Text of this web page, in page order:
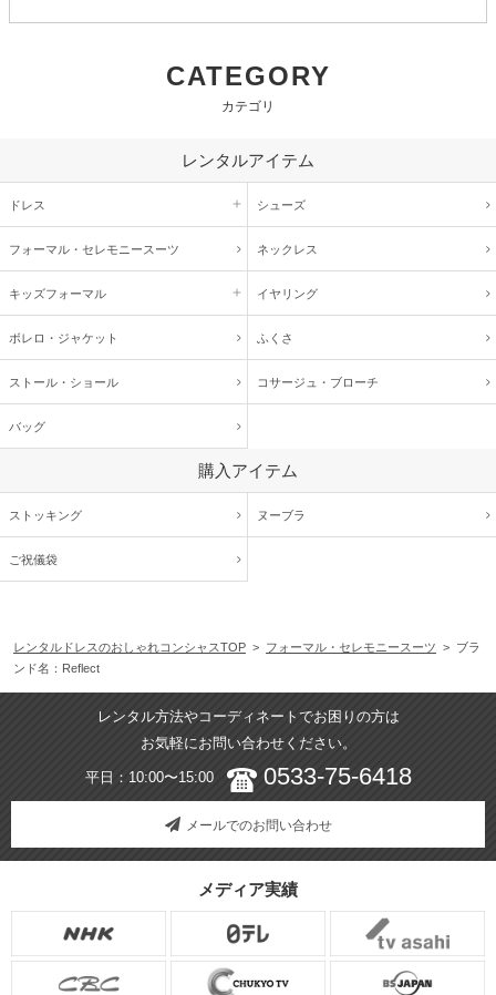
CATEGORY
カテゴリ
レンタルアイテム
ドレス シューズ
フォーマル・ セレモニースーツ ネックレス
キッズフォーマル イヤリング
ボレロ・ジャケット ふくさ
ストール・ショール コサージュ・ ブローチ
バッグ
購入アイテム
ストッキング ヌーブラ
ご祝儀袋
レンタルドレスのおしゃれコンシャスTOP > フォーマル・セレモニースーツ > ブラ
ンド名：Reflect
レンタル方法やコーディネートでお困りの方は
お気軽にお問い合わせください。
平日：10:00〜15:00 0533-75-6418
メールでのお問い合わせ
メディア実績